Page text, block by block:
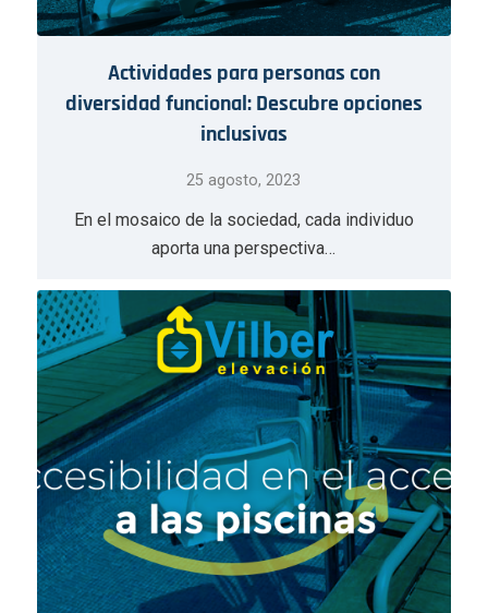
Actividades para personas con
diversidad funcional: Descubre opciones
inclusivas
25 agosto, 2023
En el mosaico de la sociedad, cada individuo
aporta una perspectiva…